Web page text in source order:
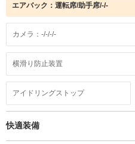
エアバック：運転席/助手席/-/-
カメラ：-/-/-/-
横滑り防止装置
アイドリングストップ
快適装備